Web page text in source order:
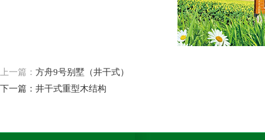
上一篇： 方舟9号别墅（井干式）
下一篇： 井干式重型木结构